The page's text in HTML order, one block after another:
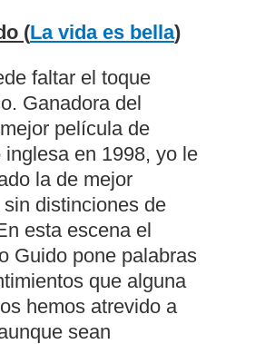
(La vida es bella)
faltar el toque
Ganadora del
película de
inglesa en 1998, yo le
la de mejor
distinciones de
esta escena el
Guido pone palabras
que alguna
hemos atrevido a
sean